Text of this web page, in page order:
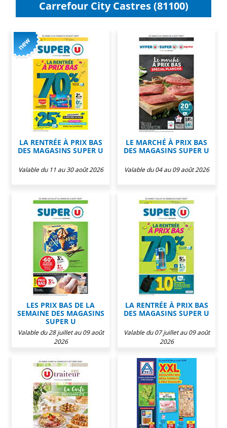
Carrefour City Castres (81100)
LA RENTRÉE À PRIX BAS
DES MAGASINS SUPER U
Valable du 11 au 30 août 2026
LE MARCHÉ À PRIX BAS
DES MAGASINS SUPER U
Valable du 04 au 09 août 2026
LES PRIX BAS DE LA
SEMAINE DES MAGASINS
SUPER U
Valable du 28 juillet au 09 août
2026
LA RENTRÉE À PRIX BAS
DES MAGASINS SUPER U
Valable du 07 juillet au 09 août
2026